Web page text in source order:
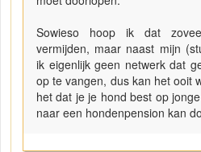
Sowieso hoop ik dat
vermijden, maar naast mijn
ik eigenlijk geen netwerk dat
op te vangen, dus kan het ooit
het dat je je hond best op
naar een hondenpension kan